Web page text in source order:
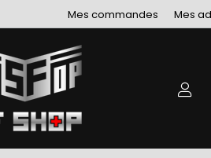
Mes commandes Mes